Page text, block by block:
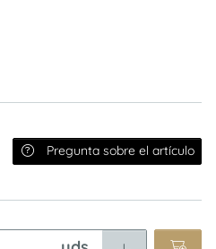
Pregunta sobre el artículo